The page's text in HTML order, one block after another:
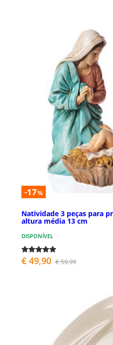
-17%
Natividade 3 peças para
altura média 13 cm
DISPONÍVEL
€ 49,90 € 59,99